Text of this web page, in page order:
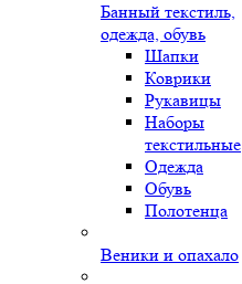
Банный текстиль,
одежда, обувь
Шапки
Коврики
Рукавицы
Наборы
текстильные
Одежда
Обувь
Полотенца
Веники и опахало